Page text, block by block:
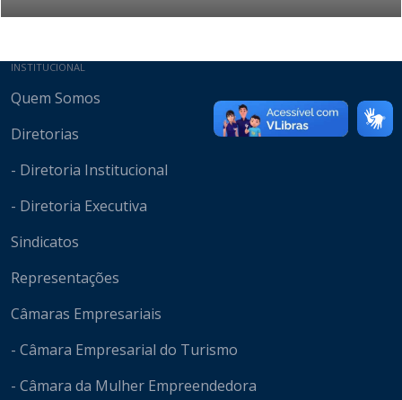
Mapa do site
INSTITUCIONAL
Quem Somos
Diretorias
- Diretoria Institucional
- Diretoria Executiva
Sindicatos
Representações
Câmaras Empresariais
- Câmara Empresarial do Turismo
- Câmara da Mulher Empreendedora